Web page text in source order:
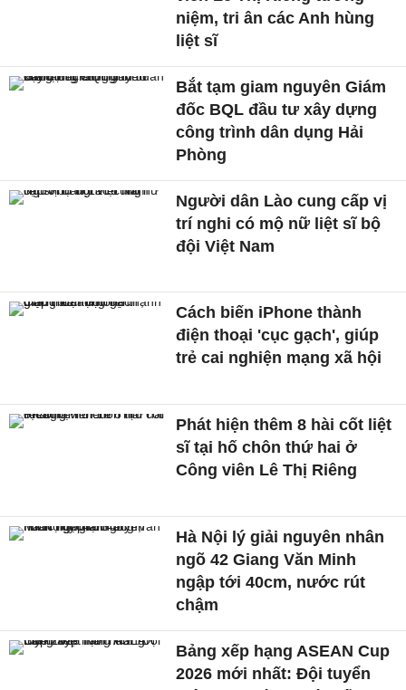
niệm, tri ân các Anh hùng
liệt sĩ
Bắt tạm giam nguyên Giám
đốc BQL đầu tư xây dựng
công trình dân dụng Hải
Phòng
Người dân Lào cung cấp vị
trí nghi có mộ nữ liệt sĩ bộ
đội Việt Nam
Cách biến iPhone thành
điện thoại 'cục gạch', giúp
trẻ cai nghiện mạng xã hội
Phát hiện thêm 8 hài cốt liệt
sĩ tại hố chôn thứ hai ở
Công viên Lê Thị Riêng
Hà Nội lý giải nguyên nhân
ngõ 42 Giang Văn Minh
ngập tới 40cm, nước rút
chậm
Bảng xếp hạng ASEAN Cup
2026 mới nhất: Đội tuyển